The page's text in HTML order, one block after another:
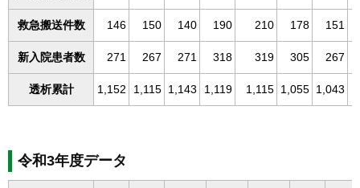
救急搬送件数 146 150 140 190 210 178 151
新入院患者数 271 267 271 318 319 305 267
透析累計 1,152 1,115 1,143 1,119 1,115 1,055 1,043
令和3年度データ